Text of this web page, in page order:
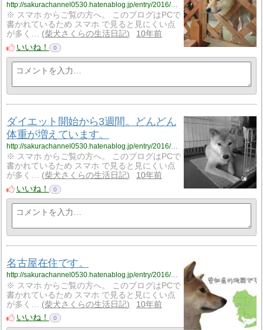
http://sakurachannel0530.hatenablog.jp/entry/2016/09/29/%E3%80%90%E8%B3%AA%E5%95%8F%E3%80%91%E5%88%9D%E3%83%89%E3%83%83%E3%82%B0%E3%83%A9%E3%83%B3%E3%81%AE%E6%99%82%E3%81%AB%E6%B0%97%E3%82%92%E4%BB%98%E3%81%91%E3%81%9F%E3%81%93%E3%81%A8%E3%81%AF
※ スマホ からご覧の方へ。 このブログはPCで
書かれているため スマホ で見ると見にくい点
が多く…
柴犬さくらの生活日記
10年前
いいね！
0
ダイエット開始から3週間。どんどん
体重が増えています。
http://sakurachannel0530.hatenablog.jp/entry/2016/09/28/%E3%83%80%E3%82%A4%E3%82%A8%E3%83%83%E3%83%88%E9%96%8B%E5%A7%8B%E3%81%8B%E3%82%893%E9%80%B1%E9%96%93%E3%80%82%E3%81%A9%E3%82%93%E3%81%A9%E3%82%93%E4%BD%93%E9%87%8D%E3%81%8C%E5%A2%97%E3%81%88
※ スマホ からご覧の方へ。 このブログはPCで
書かれているため スマホ で見ると見にくい点
が多く…
柴犬さくらの生活日記
10年前
いいね！
0
名古屋在住です。
http://sakurachannel0530.hatenablog.jp/entry/2016/09/27/%E5%90%8D%E5%8F%A4%E5%B1%8B%E5%9C%A8%E4%BD%8F%E3%81%A7%E3%81%99%E3%80%82
※ スマホ からご覧の方へ。 このブログはPCで
書かれているため スマホ で見ると見にくい点
が多く…
柴犬さくらの生活日記
10年前
いいね！
0